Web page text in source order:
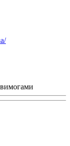
вимогами